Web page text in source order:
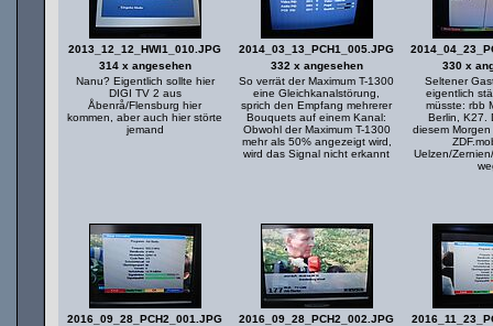
2013_12_12_HWI1_010.JPG
314 x angesehen
Nanu? Eigentlich sollte hier
DIGI TV 2 aus
Åbenrå/Flensburg hier
kommen, aber auch hier störte
jemand
2014_03_13_PCH1_005.JPG
332 x angesehen
So verrät der Maximum T-1300
eine Gleichkanalstörung,
sprich den Empfang mehrerer
Bouquets auf einem Kanal:
Obwohl der Maximum T-1300
mehr als 50% angezeigt wird,
wird das Signal nicht erkannt
330 x
Seltener
eigentlich
müsste: rbb
Berlin, K27.
diesem
Uelzen/
2016_09_28_PCH2_001.JPG
2016_09_28_PCH2_002.JPG